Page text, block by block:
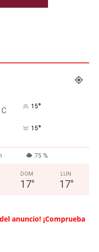
C 15°
15°
75 %
DOM
17°
LUN
17°
anuncio! ¡Comprueba